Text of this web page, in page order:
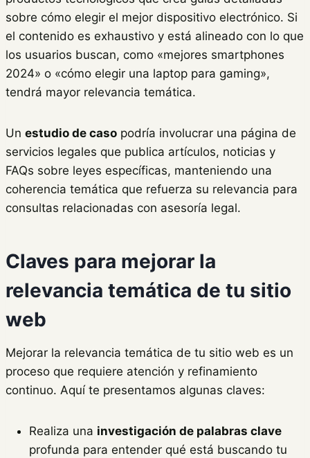
sobre cómo elegir el mejor dispositivo electrónico. Si
el contenido es exhaustivo y está alineado con lo que
los usuarios buscan, como «mejores smartphones
2024» o «cómo elegir una laptop para gaming»,
tendrá mayor relevancia temática.
Un estudio de caso podría involucrar una página de
servicios legales que publica artículos, noticias y
FAQs sobre leyes específicas, manteniendo una
coherencia temática que refuerza su relevancia para
consultas relacionadas con asesoría legal.
Claves para mejorar la
relevancia temática de tu sitio
web
Mejorar la relevancia temática de tu sitio web es un
proceso que requiere atención y refinamiento
continuo. Aquí te presentamos algunas claves:
Realiza una investigación de palabras clave
profunda para entender qué está buscando tu